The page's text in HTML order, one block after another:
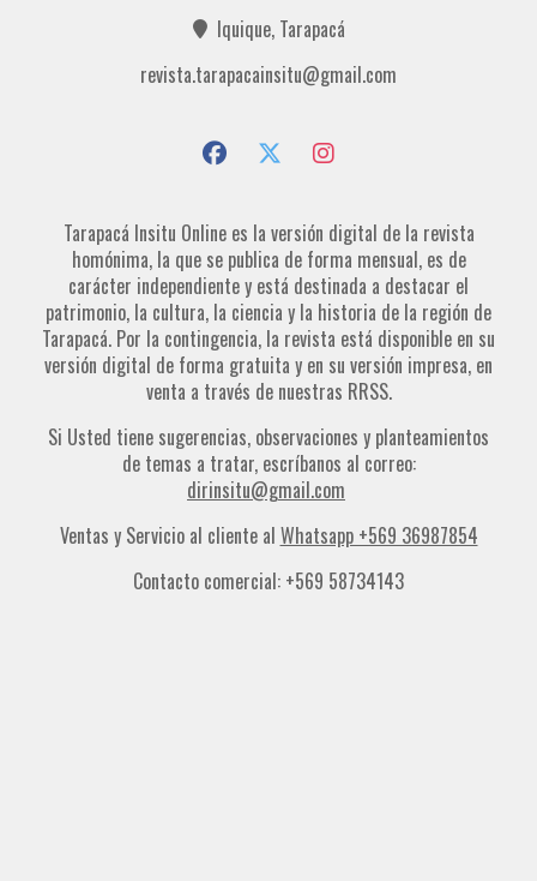
Tarapacá Insitu Online es la versión digital de la revista
homónima, la que se publica de forma mensual, es de
carácter independiente y está destinada a destacar el
patrimonio, la cultura, la ciencia y la historia de la región de
Tarapacá. Por la contingencia, la revista está disponible en su
versión digital de forma gratuita y en su versión impresa, en
venta a través de nuestras RRSS.
Si Usted tiene sugerencias, observaciones y planteamientos
de temas a tratar, escríbanos al correo:
dirinsitu@gmail.com
Ventas y Servicio al cliente al Whatsapp +569 36987854
Contacto comercial: +569 58734143
Iquique, Tarapacá
revista.tarapacainsitu@gmail.com